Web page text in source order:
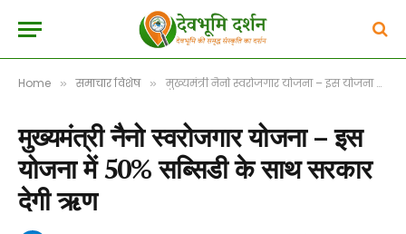
Home » समाचार विशेष » मुख्यमंत्री नैनो स्वरोजगार योजना – इस योजना में 50% सब्सिडी के साथ सरकार देगी ऋण
मुख्यमंत्री नैनो स्वरोजगार योजना – इस
योजना में 50% सब्सिडी के साथ सरकार
देगी ऋण